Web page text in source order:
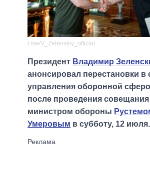
t.me/V_Zelenskiy_official
Президент Владимир
анонсировал перестановки в
управления оборонной
после проведения совещания
министром обороны
Умеровым в субботу, 12 июля.